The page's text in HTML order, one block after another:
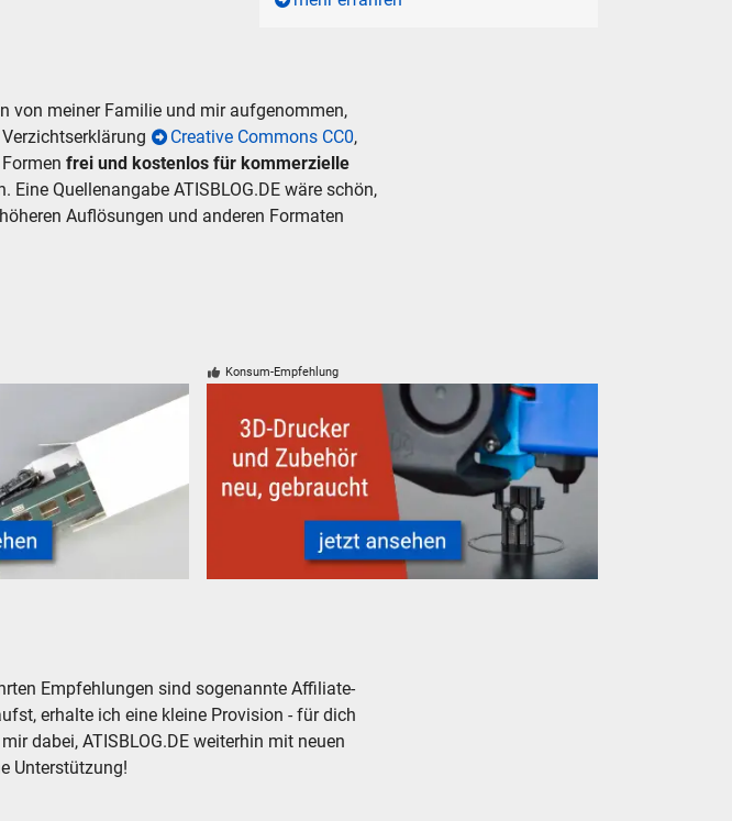
von meiner Familie und mir aufgenommen,
Creative Commons CC0,
frei und kostenlos für kommerzielle
Eine Quellenangabe ATISBLOG.DE wäre schön,
Auflösungen und anderen Formaten
Konsum-Empfehlung
Empfehlungen sind sogenannte Affiliate-
erhalte ich eine kleine Provision - für dich
dabei, ATISBLOG.DE weiterhin mit neuen
Unterstützung!